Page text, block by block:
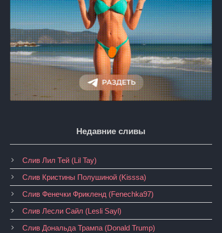
Недавние сливы
Слив Лил Тей (Lil Tay)
Слив Кристины Полушиной (Kisssa)
Слив Фенечки Фрикленд (Fenechka97)
Слив Лесли Сайл (Lesli Sayl)
Слив Дональда Трампа (Donald Trump)